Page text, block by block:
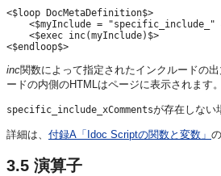
<$loop DocMetaDefinition$>
<$myInclude = "specific_include_"
    <$exec inc(myInclude)$>
inc関数によって指定されたインクルードの
ードの内側のHTMLはページに表示されます。
specific_include_xCommentsが存在しない
詳細は、 付録A「Idoc Scriptの関数と変数」 の
3.5 演算子